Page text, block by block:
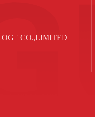
CO.,LIMITED